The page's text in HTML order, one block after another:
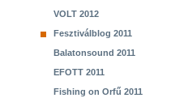
VOLT 2012
Fesztiválblog 2011
Balatonsound 2011
EFOTT 2011
Fishing on Orfű 2011